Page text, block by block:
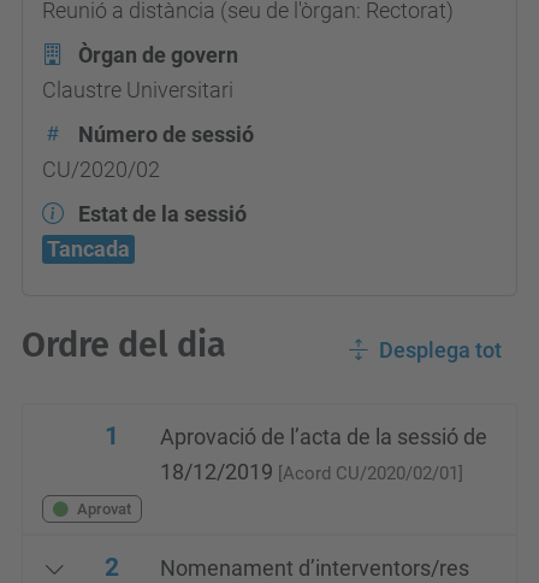
Reunió a distància (seu de l'òrgan: Rectorat)
Òrgan de govern
Claustre Universitari
Número de sessió
CU/2020/02
Estat de la sessió
Tancada
Ordre del dia Desplega tot
1
Aprovació de l’acta de la sessió de
18/12/2019 [Acord CU/2020/02/01]
Aprovat
2
Nomenament d’interventors/res